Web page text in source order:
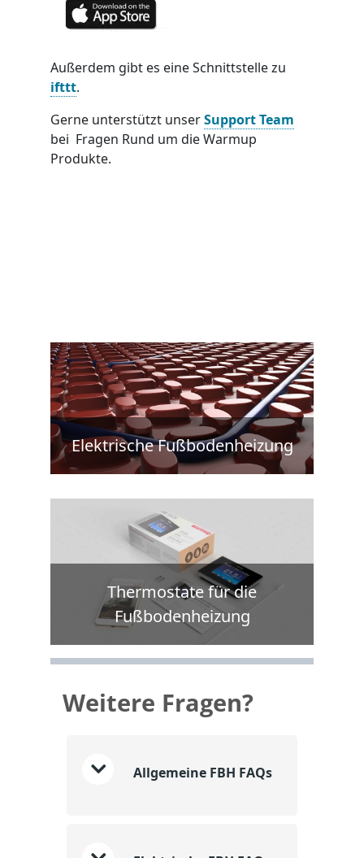
Außerdem gibt es eine Schnittstelle zu
ifttt.
Gerne unterstützt unserSupport Team
bei Fragen Rund um die Warmup
Produkte.
Elektrische Fußbodenheizung
Thermostate für die
Fußbodenheizung
Weitere Fragen?
Allgemeine FBH FAQs